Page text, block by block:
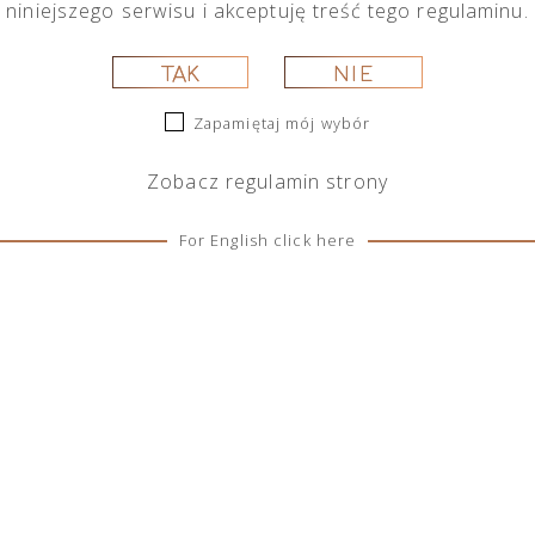
niniejszego serwisu i akceptuję treść tego regulaminu.
TAK NIE
Zapamiętaj mój wybór
Zobacz regulamin strony
For English click here